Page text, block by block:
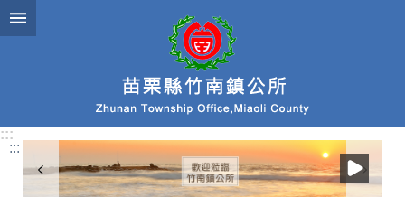
跳到主要內容區塊
:::
:::